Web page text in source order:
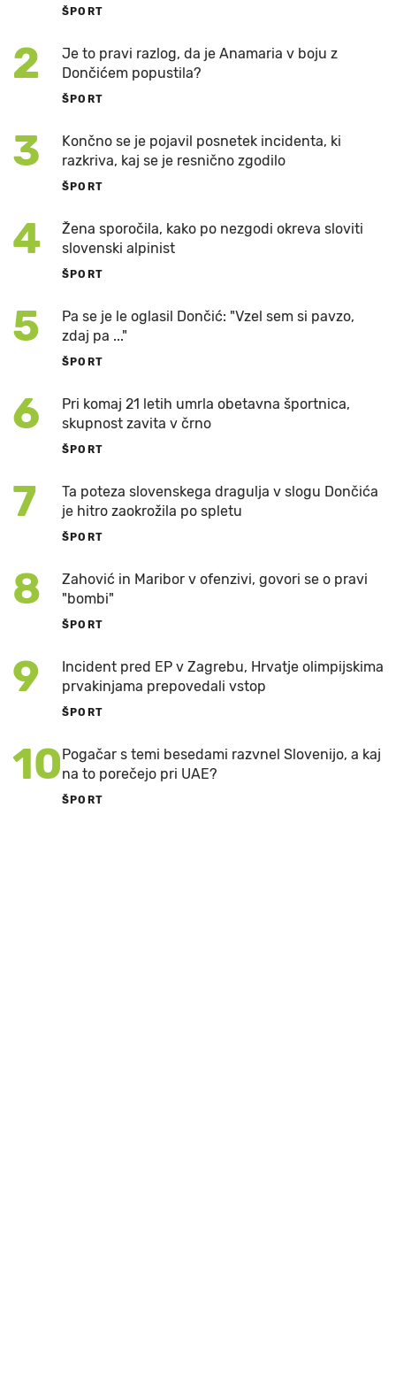
ŠPORT
2
Je to pravi razlog, da je Anamaria v boju z
Dončićem popustila?
ŠPORT
3
Končno se je pojavil posnetek incidenta, ki
razkriva, kaj se je resnično zgodilo
ŠPORT
4
Žena sporočila, kako po nezgodi okreva sloviti
slovenski alpinist
ŠPORT
5
Pa se je le oglasil Dončić: "Vzel sem si pavzo,
zdaj pa ..."
ŠPORT
6
Pri komaj 21 letih umrla obetavna športnica,
skupnost zavita v črno
ŠPORT
7
Ta poteza slovenskega dragulja v slogu Dončića
je hitro zaokrožila po spletu
ŠPORT
8
Zahović in Maribor v ofenzivi, govori se o pravi
"bombi"
ŠPORT
9
Incident pred EP v Zagrebu, Hrvatje olimpijskima
prvakinjama prepovedali vstop
ŠPORT
10 Pogačar s temi besedami razvnel Slovenijo, a kaj
na to porečejo pri UAE?
ŠPORT